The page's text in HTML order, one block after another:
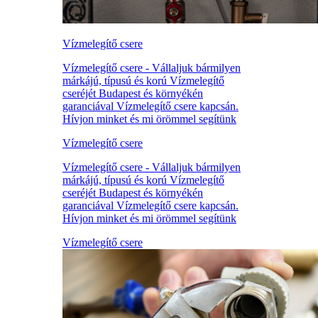
Vízmelegítő csere
Vízmelegítő csere - Vállaljuk bármilyen
márkájú, típusú és korú Vízmelegítő
cseréjét Budapest és környékén
garanciával Vízmelegítő csere kapcsán.
Hívjon minket és mi örömmel segítünk
Vízmelegítő csere
Vízmelegítő csere - Vállaljuk bármilyen
márkájú, típusú és korú Vízmelegítő
cseréjét Budapest és környékén
garanciával Vízmelegítő csere kapcsán.
Hívjon minket és mi örömmel segítünk
Vízmelegítő csere